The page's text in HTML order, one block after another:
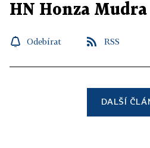
HN Honza Mudra
Odebírat RSS
DALŠÍ